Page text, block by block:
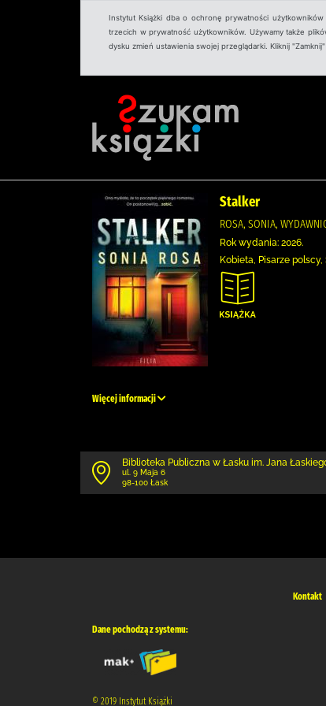
Instytut Książki dba o ochronę prywatności
trzecich w prywatność użytkowników. Używamy także
dysku zmień ustawienia swojej przeglądarki. Kliknij
Stalker
ROSA, SONIA,
Rok wydania: 2026.
Kobieta, Pisarze
Więcej informacji
Biblioteka Publiczna w Łasku im. Jana
ul. 9 Maja 6
98-100 Łask
Kontakt
Dane pochodzą z systemu:
© 2019 Instytut Książki